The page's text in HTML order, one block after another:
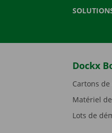
Dockx
Cartons
Matériel
Lots de